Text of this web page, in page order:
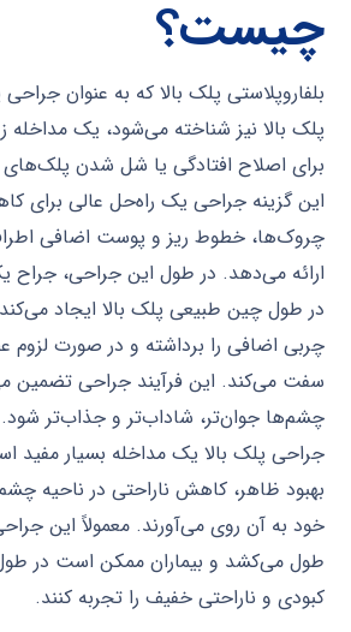
چیست؟
بلفاروپلاستی پلک بالا که به عنوان
پلک بالا نیز شناخته می‌شود، یک مداخله
برای اصلاح افتادگی یا شل شدن پلک‌های
این گزینه جراحی یک راه‌حل عالی برای
چروک‌ها، خطوط ریز و پوست اضافی
ارائه می‌دهد. در طول این جراحی، جراح
در طول چین طبیعی پلک بالا ایجاد
چربی اضافی را برداشته و در صورت لزوم
سفت می‌کند. این فرآیند جراحی تضمین
چشم‌ها جوان‌تر، شاداب‌تر و جذاب‌تر شود.
جراحی پلک بالا یک مداخله بسیار مفید
بهبود ظاهر، کاهش ناراحتی در ناحیه
طول می‌کشد و بیماران ممکن است در طول
کبودی و ناراحتی خفیف را تجربه کنند.